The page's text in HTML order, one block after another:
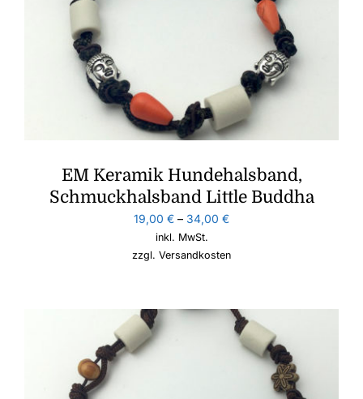
EM Keramik Hundehalsband,
Schmuckhalsband Little Buddha
19,00 € – 34,00 €
inkl. MwSt.
zzgl. Versandkosten